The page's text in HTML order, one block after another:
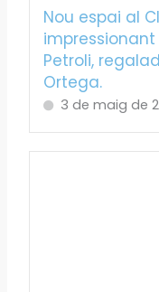
Nou espai al
Petroli,
Ortega.
3 de maig de